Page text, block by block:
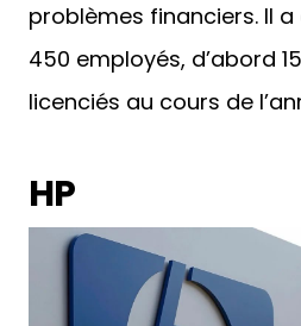
problèmes financiers. Il
450 employés, d’abord
licenciés au cours de
HP